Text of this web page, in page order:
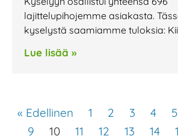
lajittelupihojemme asiakasta.
kyselystä saamiamme tuloksia:
Lue lisää »
« Edellinen 1 2 3 4 5
9
10 11 12 13 14